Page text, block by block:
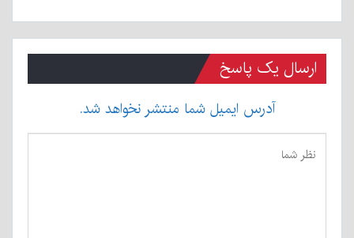
ارسال یک پاسخ
آدرس ایمیل شما منتشر نخواهد شد.